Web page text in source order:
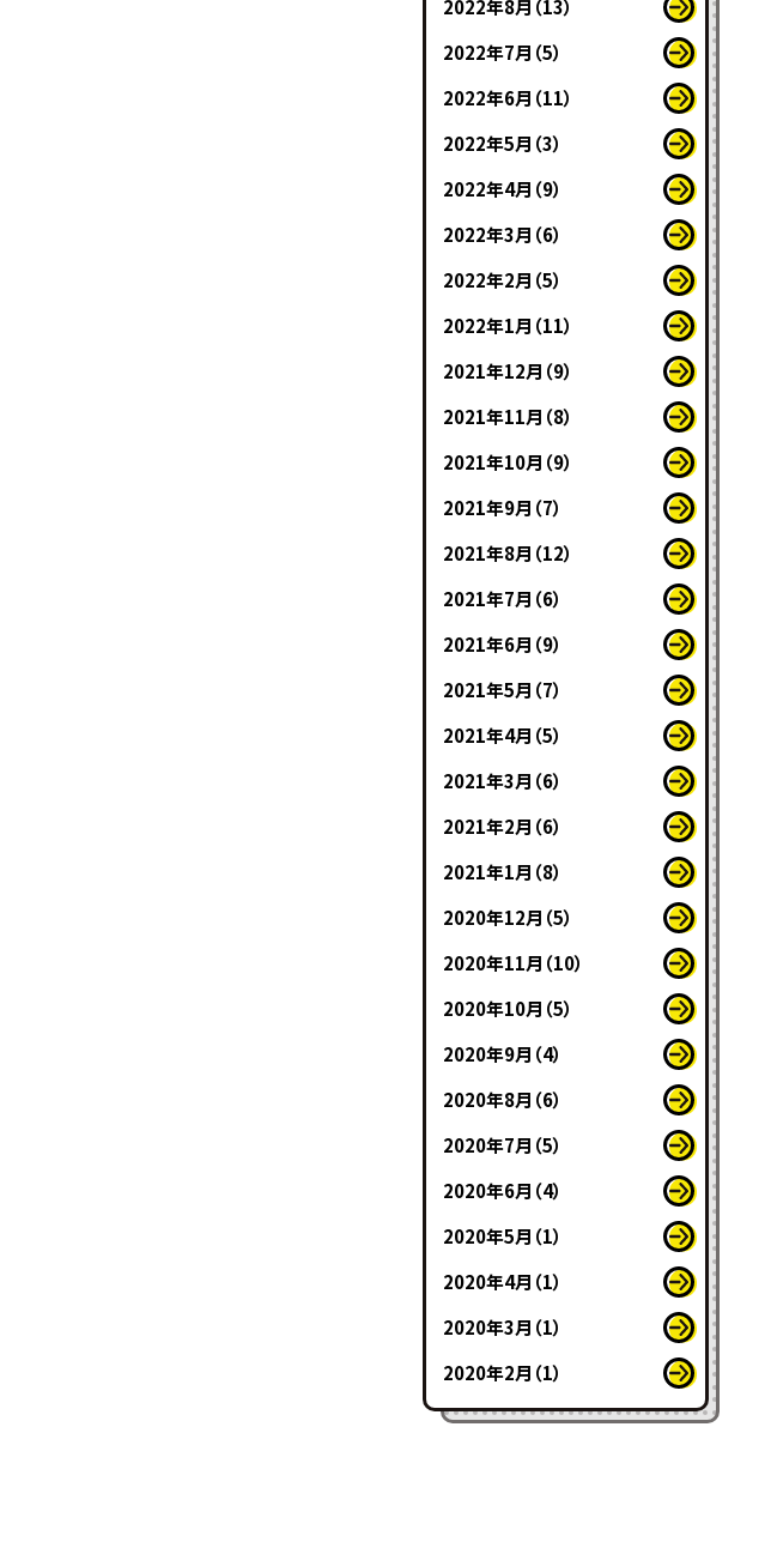
2022年8月（13）
2022年7月（5）
2022年6月（11）
2022年5月（3）
2022年4月（9）
2022年3月（6）
2022年2月（5）
2022年1月（11）
2021年12月（9）
2021年11月（8）
2021年10月（9）
2021年9月（7）
2021年8月（12）
2021年7月（6）
2021年6月（9）
2021年5月（7）
2021年4月（5）
2021年3月（6）
2021年2月（6）
2021年1月（8）
2020年12月（5）
2020年11月（10）
2020年10月（5）
2020年9月（4）
2020年8月（6）
2020年7月（5）
2020年6月（4）
2020年5月（1）
2020年4月（1）
2020年3月（1）
2020年2月（1）